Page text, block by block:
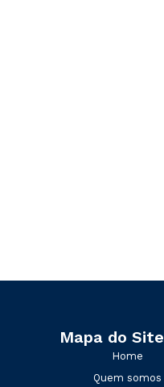
Mapa do Site
Home
Quem somos